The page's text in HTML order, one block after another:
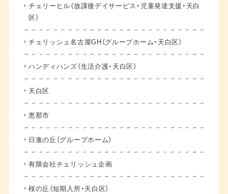
チェリーヒル（放課後デイサービス・児童発達支援・天白
区）
チェリッシュ名古屋GH（グループホーム・天白区）
ハンディハンズ（生活介護・天白区）
天白区
恵那市
日進の丘（グループホーム）
有限会社チェリッシュ企画
桜の丘（短期入所・天白区）